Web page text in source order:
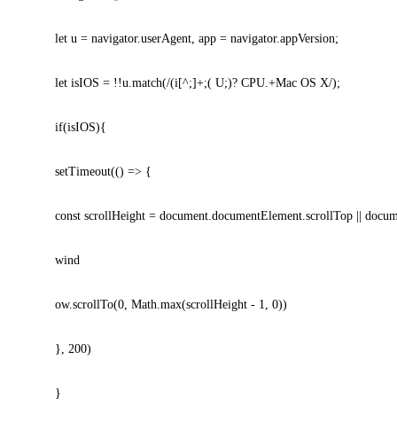
let u = navigator.userAgent, app = navigator.appVersion;
let isIOS = !!u.match(/(i[^;]+;( U;)? CPU.+Mac OS X/);
if(isIOS){
setTimeout(() => {
const scrollHeight = document.documentElement.scrollTop ||
wind
ow.scrollTo(0, Math.max(scrollHeight - 1, 0))
}, 200)
}